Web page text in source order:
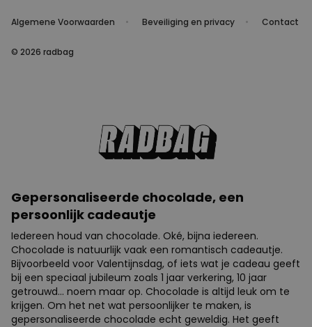
Algemene Voorwaarden Beveiliging en privacy Contact
© 2026 radbag
Gepersonaliseerde chocolade, een
persoonlijk cadeautje
Iedereen houd van chocolade. Oké, bijna iedereen.
Chocolade is natuurlijk vaak een romantisch cadeautje.
Bijvoorbeeld voor Valentijnsdag, of iets wat je cadeau geeft
bij een speciaal jubileum zoals 1 jaar verkering, 10 jaar
getrouwd… noem maar op. Chocolade is altijd leuk om te
krijgen. Om het net wat persoonlijker te maken, is
gepersonaliseerde chocolade echt geweldig. Het geeft